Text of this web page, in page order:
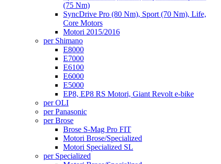
(75 Nm)
SyncDrive Pro (80 Nm), Sport (70 Nm), Life,
Core Motors
Motori 2015/2016
per Shimano
E8000
E7000
E6100
E6000
E5000
EP8, EP8 RS Motori, Giant Revolt e-bike
per OLI
per Panasonic
per Brose
Brose S-Mag Pro FIT
Motori Brose/Specialized
Motori Specialized SL
per Specialized